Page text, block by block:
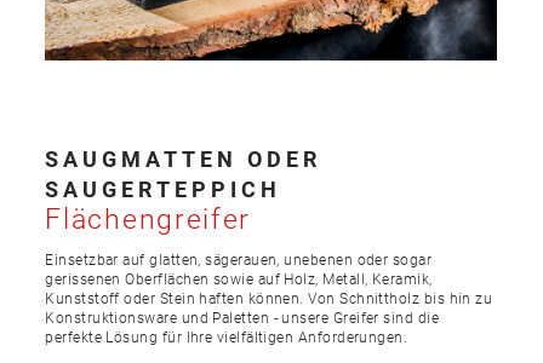
SAUGMATTEN ODER
SAUGERTEPPICH
Flächengreifer
Einsetzbar auf glatten, sägerauen, unebenen oder sogar
gerissenen Oberflächen sowie auf Holz, Metall, Keramik,
Kunststoff oder Stein haften können. Von Schnittholz bis hin zu
Konstruktionsware und Paletten - unsere Greifer sind die
perfekte Lösung für Ihre vielfältigen Anforderungen.